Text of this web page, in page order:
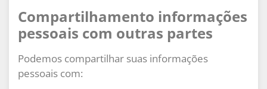
Compartilhamento informações
pessoais com outras partes
Podemos compartilhar suas informações
pessoais com: